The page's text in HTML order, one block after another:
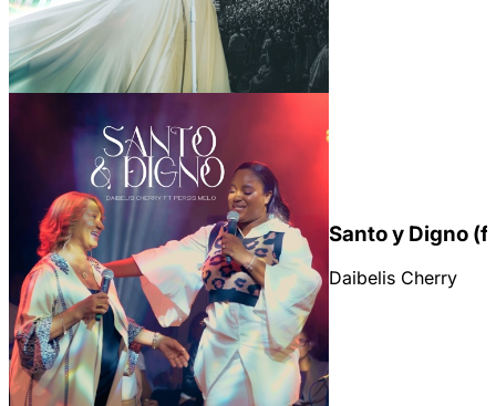
Santo y Digno
Daibelis Cherry